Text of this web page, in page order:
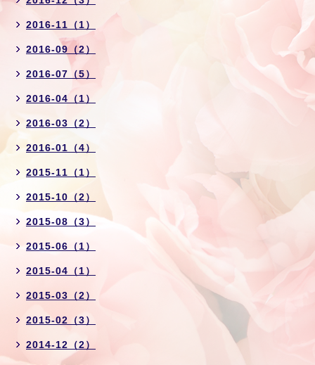
2016-11（1）
2016-09（2）
2016-07（5）
2016-04（1）
2016-03（2）
2016-01（4）
2015-11（1）
2015-10（2）
2015-08（3）
2015-06（1）
2015-04（1）
2015-03（2）
2015-02（3）
2014-12（2）